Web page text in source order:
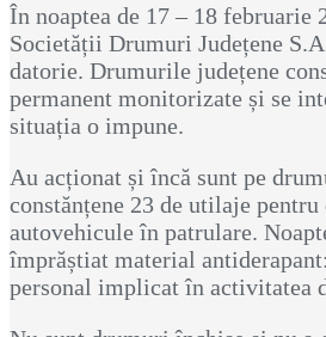
În noaptea de 17 – 18 februarie
Societății Drumuri Județene
datorie. Drumurile județene
permanent monitorizate și se
situația o impune.
Au acționat și încă sunt pe
constănțene 23 de utilaje pentru
autovehicule în patrulare.
împrăștiat material
personal implicat în activitatea